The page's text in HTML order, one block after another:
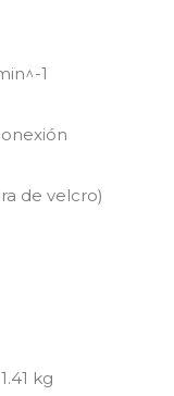
1
de velcro)
kg